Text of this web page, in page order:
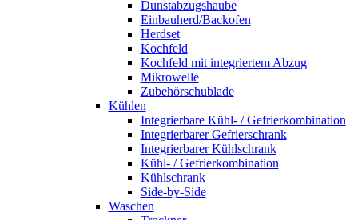
Dunstabzugshaube
Einbauherd/Backofen
Herdset
Kochfeld
Kochfeld mit integriertem Abzug
Mikrowelle
Zubehörschublade
Kühlen
Integrierbare Kühl- / Gefrierkombination
Integrierbarer Gefrierschrank
Integrierbarer Kühlschrank
Kühl- / Gefrierkombination
Kühlschrank
Side-by-Side
Waschen